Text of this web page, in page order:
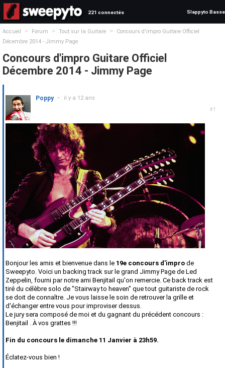
221 connectés Slappyto Basse
Accueil > Forum > Tout sur la Guitare >
Concours d'impro Guitare Officiel
Décembre 2014 - Jimmy Page
Concours d'impro Guitare Officiel
Décembre 2014 - Jimmy Page
#1
Poppy • il y a 12 ans
Bonjour les amis et bienvenue dans le 19e concours d'impro de
Sweepyto. Voici un backing track sur le grand Jimmy Page de Led
Zeppelin, fourni par notre ami Benjitail qu'on remercie. Ce back track est
tiré du célèbre solo de "Stairway to heaven" que tout guitariste de rock
se doit de connaître. Je vous laisse le soin de retrouver la grille et
d'échanger entre vous pour improviser dessus.
Le jury sera composé de moi et du gagnant du précédent concours :
Benjitail . À vos grattes !!!
Fin du concours le dimanche 11 Janvier à 23h59.
Éclatez-vous bien !